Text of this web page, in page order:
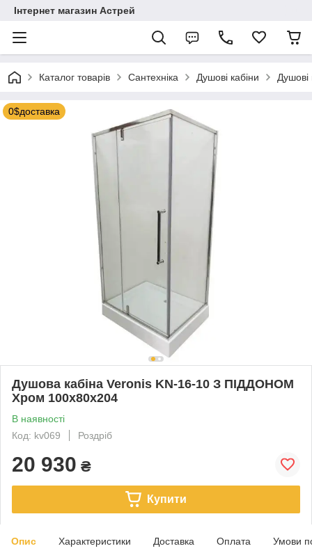
Інтернет магазин Астрей
Каталог товарів Сантехніка Душові кабіни Душові
0$доставка
Душова кабіна Veronis KN-16-10 З ПІДДОНОМ
Хром 100х80х204
В наявності
Код: kv069
Роздріб
20 930 ₴
Купити
Опис Характеристики Доставка Оплата Умови